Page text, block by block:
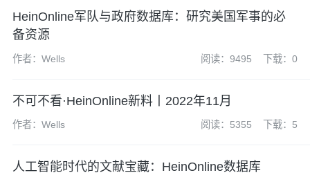
HeinOnline军队与政府数据库：研究美国军事的必
备资源
作者：Wells 阅读：9495 下载：0
不可不看·HeinOnline新料丨2022年11月
作者：Wells 阅读：5355 下载：5
人工智能时代的文献宝藏：HeinOnline数据库